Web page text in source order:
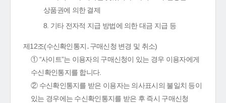
상품권에 의한 결제
8. 기타 전자적 지급 방법에 의한 대금 지급 등
제12조(수신확인통지․구매신청 변경 및 취소)
① “사이트”는 이용자의 구매신청이 있는 경우 이용자에게
수신확인통지를 합니다.
② 수신확인통지를 받은 이용자는 의사표시의 불일치 등이
있는 경우에는 수신확인통지를 받은 후 즉시 구매신청